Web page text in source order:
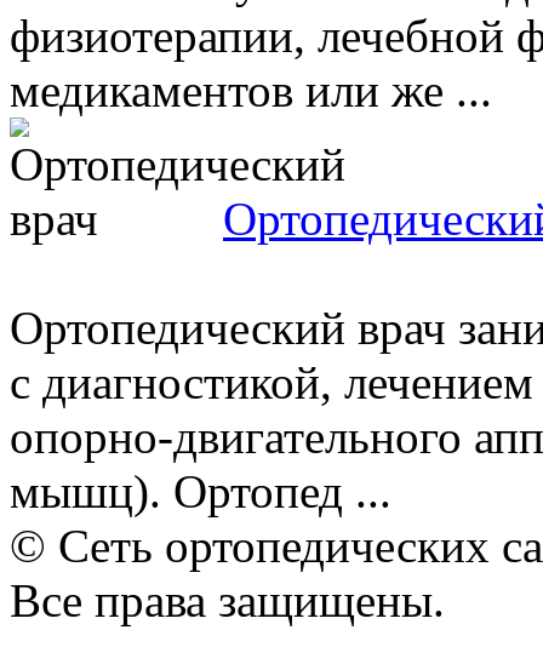
физиотерапии, лечебной
медикаментов или же ...
Ортопедический врач
с диагностикой,
опорно-двигательного
мышц). Ортопед ...
© Сеть ортопедических
Все права защищены.